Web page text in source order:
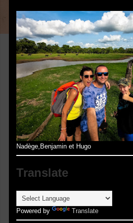
Nadège,Benjamin et Hugo
Translate
Powered by Translate